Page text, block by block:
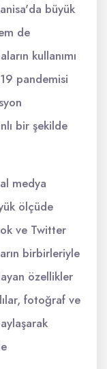
büyük
de
kullanımı
pandemisi
bir şekilde
medya
ölçüde
ve Twitter
birbirleriyle
özellikler
fotoğraf ve